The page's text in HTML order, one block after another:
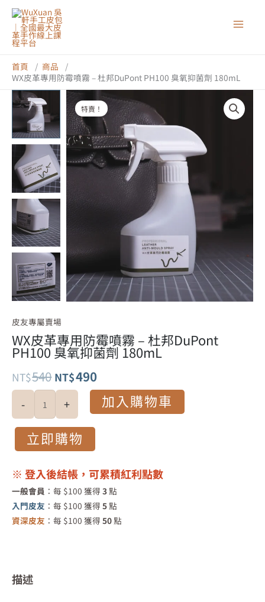
首頁
商品
WX皮革專用防霉噴霧 – 杜邦DuPont PH100 臭氧抑菌劑 180mL
特賣！
皮友專屬賣場
WX皮革專用防霉噴霧 – 杜邦DuPont
PH100 臭氧抑菌劑 180mL
NT$540原
始
價
格：
NT$540。
NT$490目
前
NT$490。
-
革
防
噴
霧
DuPont
PH100
+ 加入購物車
立即購物
※ 登入後結帳，可累積紅利點數
一般會員 ：每 $100 獲得 3點
入門皮友 ：每 $100 獲得 5點
資深皮友 ：每 $100 獲得 50點
描述